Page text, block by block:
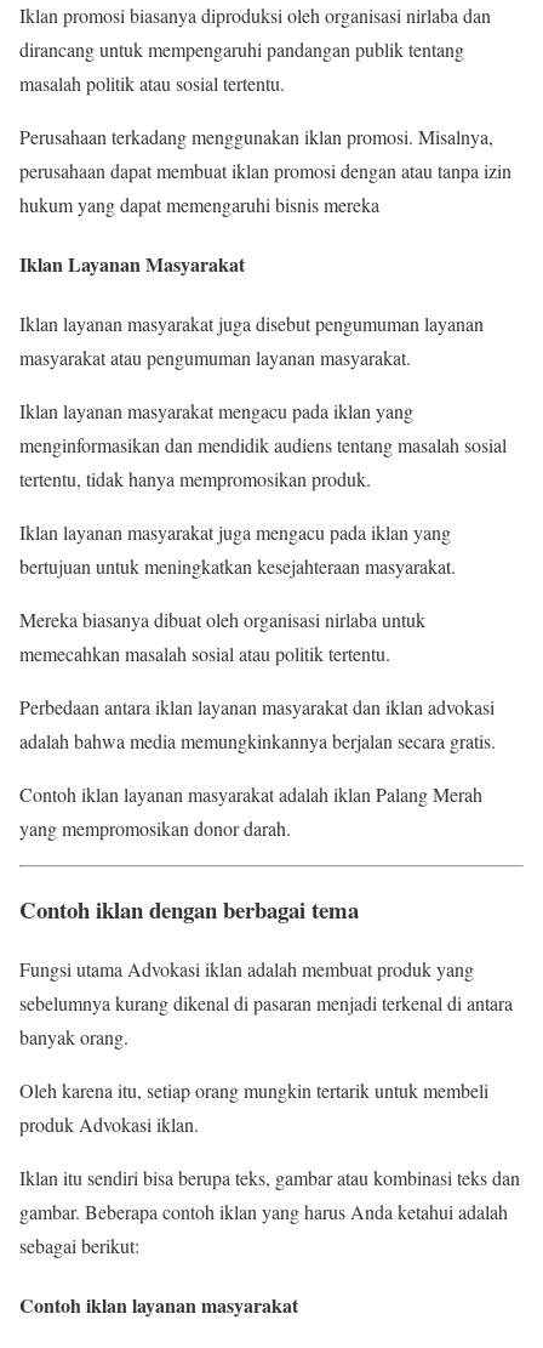
Iklan promosi biasanya diproduksi oleh organisasi nirlaba dan
dirancang untuk mempengaruhi pandangan publik tentang
masalah politik atau sosial tertentu.
Perusahaan terkadang menggunakan iklan promosi. Misalnya,
perusahaan dapat membuat iklan promosi dengan atau tanpa izin
hukum yang dapat memengaruhi bisnis mereka
Iklan Layanan Masyarakat
Iklan layanan masyarakat juga disebut pengumuman layanan
masyarakat atau pengumuman layanan masyarakat.
Iklan layanan masyarakat mengacu pada iklan yang
menginformasikan dan mendidik audiens tentang masalah sosial
tertentu, tidak hanya mempromosikan produk.
Iklan layanan masyarakat juga mengacu pada iklan yang
bertujuan untuk meningkatkan kesejahteraan masyarakat.
Mereka biasanya dibuat oleh organisasi nirlaba untuk
memecahkan masalah sosial atau politik tertentu.
Perbedaan antara iklan layanan masyarakat dan iklan advokasi
adalah bahwa media memungkinkannya berjalan secara gratis.
Contoh iklan layanan masyarakat adalah iklan Palang Merah
yang mempromosikan donor darah.
Contoh iklan dengan berbagai tema
Fungsi utama Advokasi iklan adalah membuat produk yang
sebelumnya kurang dikenal di pasaran menjadi terkenal di antara
banyak orang.
Oleh karena itu, setiap orang mungkin tertarik untuk membeli
produk Advokasi iklan.
Iklan itu sendiri bisa berupa teks, gambar atau kombinasi teks dan
gambar. Beberapa contoh iklan yang harus Anda ketahui adalah
sebagai berikut:
Contoh iklan layanan masyarakat